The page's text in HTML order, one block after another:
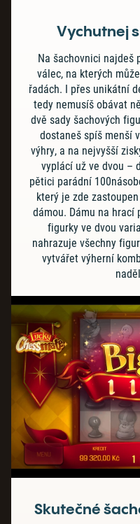
Vychutnej
Na šachovnici najdeš
válec, na kterých
řadách. I přes unikátní
tedy nemusíš obávat
dvě sady šachových
dostaneš spíš menší
výhry, a na nejvyšší
vyplácí už ve dvou –
pětici parádní
který je zde
dámou. Dámu na
figurky ve dvou
nahrazuje všechny
vytvářet výherní
Skutečné